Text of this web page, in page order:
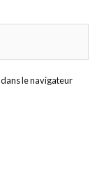
le navigateur